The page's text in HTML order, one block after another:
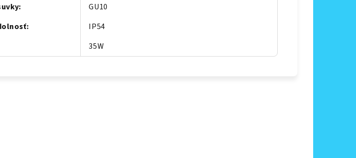
:
GU10
:
IP54
35W